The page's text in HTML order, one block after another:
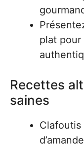
plat
Recettes
saines
d’amande